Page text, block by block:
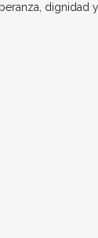
dignidad